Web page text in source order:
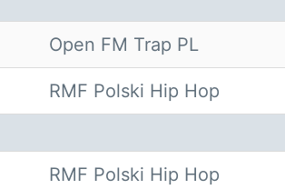
Open FM Trap PL
RMF Polski Hip Hop
RMF Polski Hip Hop